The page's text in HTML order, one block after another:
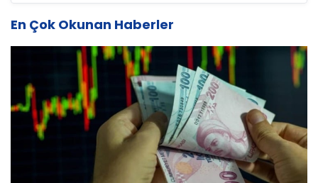
En Çok Okunan Haberler